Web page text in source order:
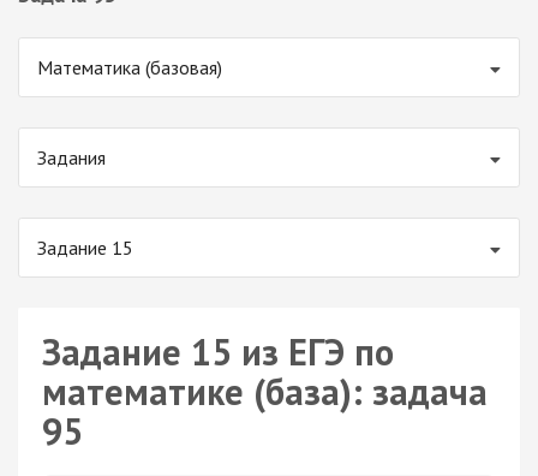
Математика (базовая)
Задания
Задание 15
Задание 15 из ЕГЭ по
математике (база): задача
95